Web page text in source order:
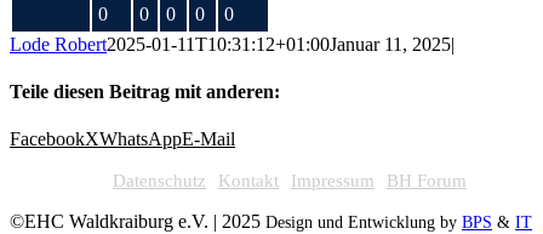
0
0 0 0
0
Lode Robert2025-01-11T10:31:12+01:00Januar 11, 2025|
Teile diesen Beitrag mit anderen:
FacebookXWhatsAppE-Mail
Datenschutz Kontakt Impressum BH Forum
©EHC Waldkraiburg e.V. | 2025 Design und Entwicklung by BPS & IT